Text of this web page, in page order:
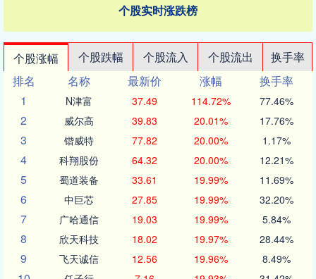
个股实时涨跌榜
个股涨幅 个股跌幅 个股流入 个股流出
换手率
排名
名称 最新价 涨幅
换手率
1
N津富 37.49 114.72% 77.46%
2 威尔高 39.83 20.01% 17.76%
3 锴威特 77.82 20.00% 1.17%
4 科翔股份 64.32 20.00% 12.21%
5 蜀道装备 33.61 19.99% 11.69%
6 中巨芯 27.85 19.99% 32.20%
7 广哈通信 19.03 19.99% 5.84%
8 欣天科技 18.02 19.97% 28.44%
9 飞天诚信 12.56 19.96% 8.49%